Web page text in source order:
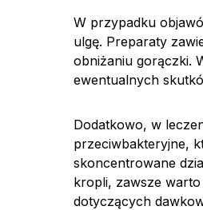
W przypadku
ulgę. Preparaty
obniżaniu gorączki.
ewentualnych
Dodatkowo, w
przeciwbakteryjne,
skoncentrowane
kropli, zawsze
dotyczących